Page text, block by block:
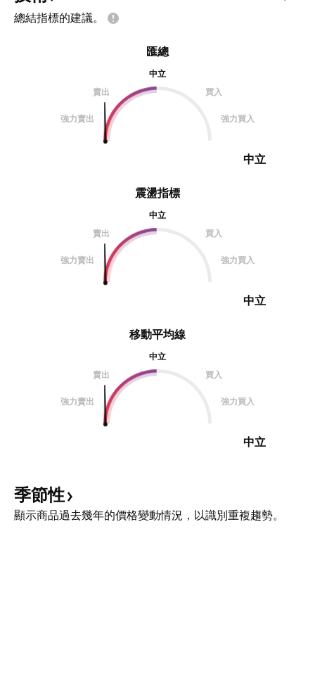
總結指標的建議。
震盪指標
中立
賣出
買入
強力賣出 強力買入
中立
匯總
中立
賣出
買入
強力賣出 強力買入
中立
移動平均線
中立
賣出
買入
強力賣出 強力買入
中立
季節性
顯示商品過去幾年的價格變動情況，以識別重複趨勢。